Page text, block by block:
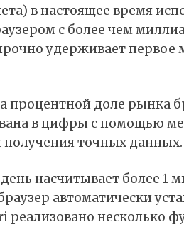
в настоящее время
с более чем
удерживает
процентной доле рынка
в цифры с помощью
получения точных данных.
насчитывает более 1
автоматически
реализовано несколько